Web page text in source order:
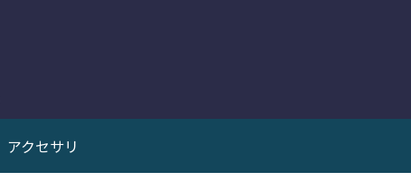
アクセサリ